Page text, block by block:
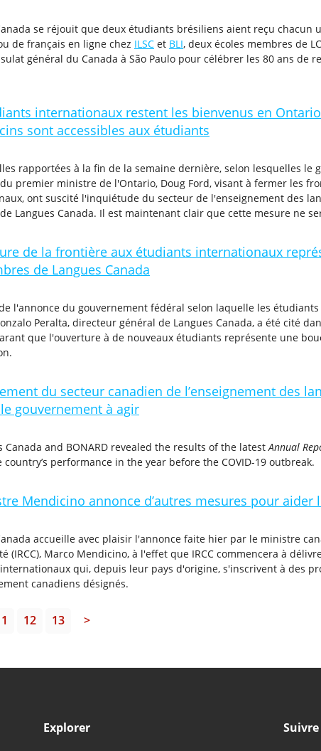
se réjouit que deux étudiants brésiliens aient reçu chacun
de français en ligne chez ILSC et BLI, deux écoles membres de
général du Canada à São Paulo pour célébrer les 80 ans de
internationaux restent les bienvenus en
sont accessibles aux étudiants
rapportées à la fin de la semaine dernière, selon lesquelles
premier ministre de l'Ontario, Doug Ford, visant à fermer les
ont suscité l'inquiétude du secteur de l'enseignement des
Langues Canada. Il est maintenant clair que cette mesure ne
de la frontière aux étudiants internationaux
de Langues Canada
l'annonce du gouvernement fédéral selon laquelle les
Peralta, directeur général de Langues Canada, a été cité
que l'ouverture à de nouveaux étudiants représente une
du secteur canadien de l’enseignement des
gouvernement à agir
Canada and BONARD revealed the results of the latestAnnual
performance in the year before the COVID-19 outbreak.
Mendicino annonce d’autres mesures pour
accueille avec plaisir l'annonce faite hier par le ministre
(IRCC), Marco Mendicino, à l'effet que IRCC commencera à
qui, depuis leur pays d'origine, s'inscrivent à des
canadiens désignés.
12 13 >
Explorer Suivre